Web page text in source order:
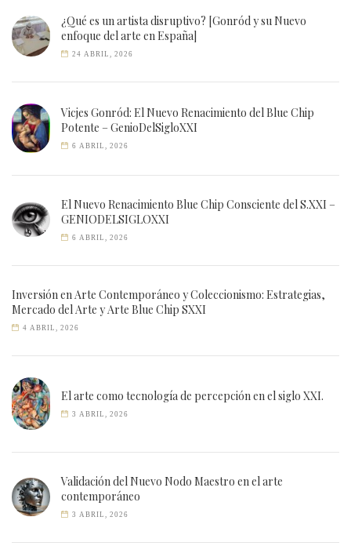
¿Qué es un artista disruptivo? [Gonród y su Nuevo
enfoque del arte en España]
24 ABRIL, 2026
Vicjes Gonród: El Nuevo Renacimiento del Blue Chip
Potente – GenioDelSigloXXI
6 ABRIL, 2026
El Nuevo Renacimiento Blue Chip Consciente del S.XXI –
GENIODELSIGLOXXI
6 ABRIL, 2026
Inversión en Arte Contemporáneo y Coleccionismo: Estrategias,
Mercado del Arte y Arte Blue Chip SXXI
4 ABRIL, 2026
El arte como tecnología de percepción en el siglo XXI.
3 ABRIL, 2026
Validación del Nuevo Nodo Maestro en el arte
contemporáneo
3 ABRIL, 2026